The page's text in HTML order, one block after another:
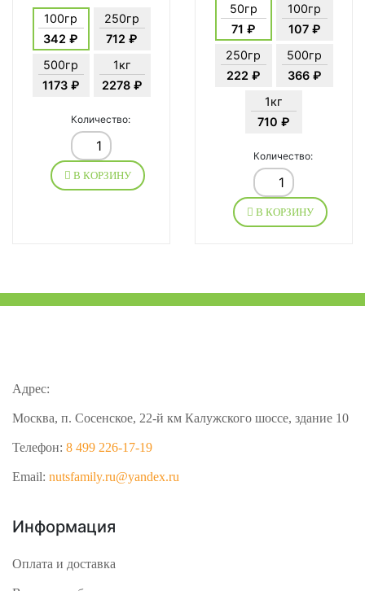
100гр
342 ₽
250гр
712 ₽
500гр
1173 ₽
1кг
2278 ₽
Количество:
В КОРЗИНУ
50гр
71 ₽
100гр
107 ₽
250гр
222 ₽
500гр
366 ₽
1кг
710 ₽
Количество:
В КОРЗИНУ
Адрес:
Москва, п. Сосенское, 22-й км Калужского шоссе, здание 10
Телефон: 8 499 226-17-19
Email: nutsfamily.ru@yandex.ru
Информация
Оплата и доставка